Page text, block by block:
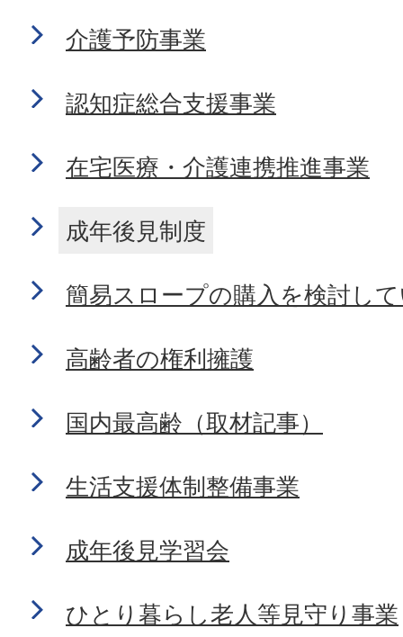
介護予防事業
認知症総合支援事業
在宅医療・介護連携推進事業
成年後見制度
簡易スロープの購入を検討し
高齢者の権利擁護
国内最高齢（取材記事）
生活支援体制整備事業
成年後見学習会
ひとり暮らし老人等見守り事業